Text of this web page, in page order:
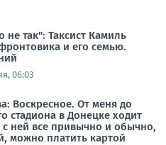
не так": Таксист Камиль
и его семью.
06:03
Воскресное. От меня до
стадиона в Донецке ходит
ней все привычно и обычно,
можно платить картой